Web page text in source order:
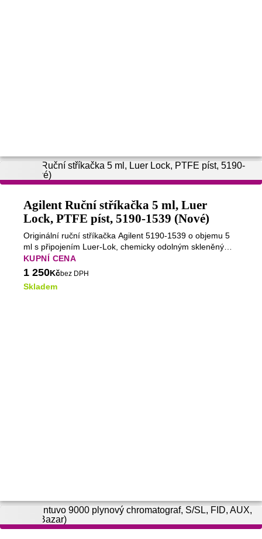
Agilent Ruční stříkačka 5 ml, Luer
Lock, PTFE píst, 5190-1539 (Nové)
Originální ruční stříkačka Agilent 5190-1539 o objemu 5
ml s připojením Luer-Lok, chemicky odolným skleněným
tělem a PTFE pístem. Určena pro přesnou manipulaci se
vzorky při GC a GC/MS analýzách. Dodávána v
KUPNÍ CENA
1 250Kčbez DPH
Skladem